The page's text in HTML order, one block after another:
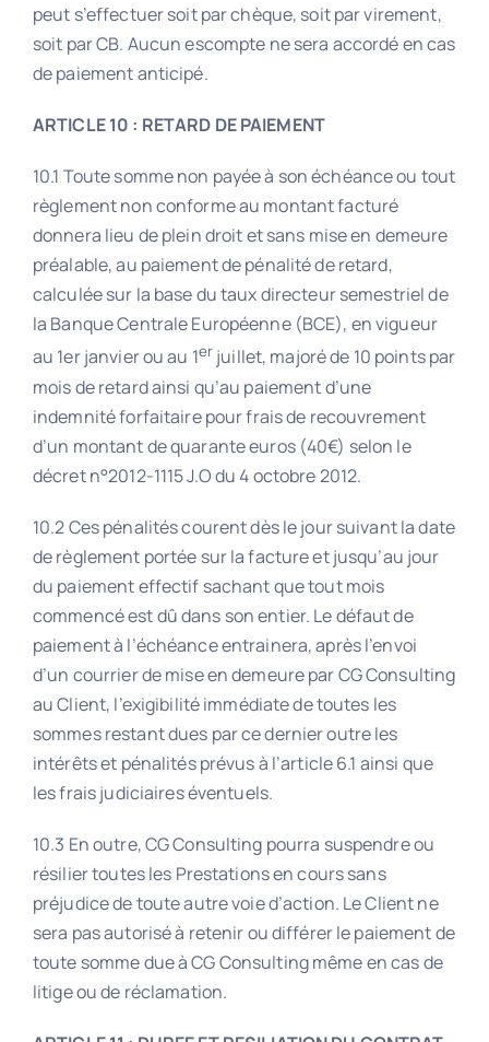
peut s’effectuer soit par chèque, soit par virement,
soit par CB. Aucun escompte ne sera accordé en cas
de paiement anticipé.
ARTICLE 10 : RETARD DE PAIEMENT
10.1 Toute somme non payée à son échéance ou tout
règlement non conforme au montant facturé
donnera lieu de plein droit et sans mise en demeure
préalable, au paiement de pénalité de retard,
calculée sur la base du taux directeur semestriel de
la Banque Centrale Européenne (BCE), en vigueur
au 1er janvier ou au 1er juillet, majoré de 10 points par
mois de retard ainsi qu’au paiement d’une
indemnité forfaitaire pour frais de recouvrement
d’un montant de quarante euros (40€) selon le
décret n°2012-1115 J.O du 4 octobre 2012.
10.2 Ces pénalités courent dès le jour suivant la date
de règlement portée sur la facture et jusqu’au jour
du paiement effectif sachant que tout mois
commencé est dû dans son entier. Le défaut de
paiement à l’échéance entrainera, après l’envoi
d’un courrier de mise en demeure par CG Consulting
au Client, l’exigibilité immédiate de toutes les
sommes restant dues par ce dernier outre les
intérêts et pénalités prévus à l’article 6.1 ainsi que
les frais judiciaires éventuels.
10.3 En outre, CG Consulting pourra suspendre ou
résilier toutes les Prestations en cours sans
préjudice de toute autre voie d’action. Le Client ne
sera pas autorisé à retenir ou différer le paiement de
toute somme due à CG Consulting même en cas de
litige ou de réclamation.